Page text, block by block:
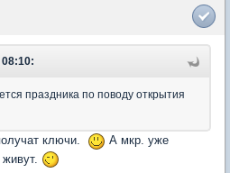
08:10:
праздника по поводу открытия
ключи.
А мкр. уже